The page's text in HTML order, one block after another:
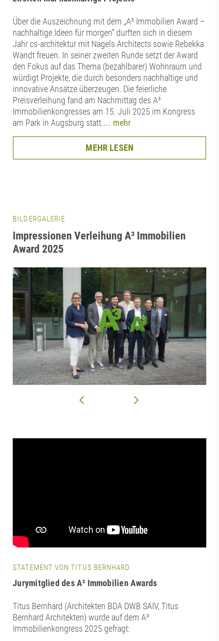
Über die Auszeichnung mit dem „A³ Immobilien Award –
nachhaltige Ideen für morgen“ durften sich in diesem
Jahr cs-architektur mit Nagels Architects sowie Rebekka
Wandt freuen. In seiner zweiten Runde setzt der Award
den Fokus auf das Thema (bezahlbarer) Wohnraum und
würdigt Projekte, die durch besonders nachhaltige und
innovative Ansätze überzeugen. Die feierliche
Preisverleihung fand am Nachmittag des A³
Immobilienkongresses am 15. Juli 2025 im Kongress
am Park in Augsburg statt.... mehr
MEHR LESEN
BILDERGALERIE
Impressionen Verleihung A³ Immobilien
Award 2025
STATEMENT VON TITUS BERNHARD
Jurymitglied des A³ Immobilien Awards
Titus Bernhard (Architekten BDA DWB SAIV, Titus
Bernhard Architekten) wurde auf dem A³
Immobilienkongress 2025 gefragt: